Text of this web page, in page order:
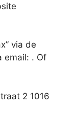
via de
email: . Of
2 1016